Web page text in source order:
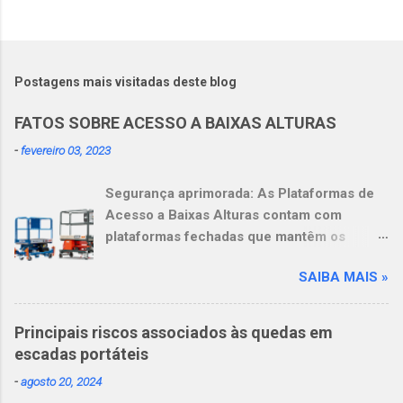
Postagens mais visitadas deste blog
FATOS SOBRE ACESSO A BAIXAS ALTURAS
- fevereiro 03, 2023
Segurança aprimorada: As Plataformas de
Acesso a Baixas Alturas contam com
plataformas fechadas que mantêm os
produtividade: Os operadores podem se
sentir mais à vontade e serem mais
produtivos, graças à amplitude de
movimentos de 360 graus ao trabalhar em
SAIBA MAIS »
Principais riscos associados às quedas em
escadas portáteis
-agosto 20, 2024